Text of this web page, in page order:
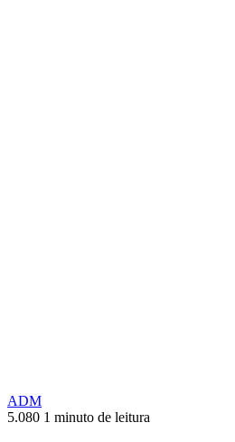
ADM
5.080 1 minuto de leitura